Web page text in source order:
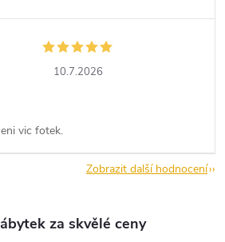
10.7.2026
vic fotek.
Zobrazit další hodnocení
za skvělé ceny